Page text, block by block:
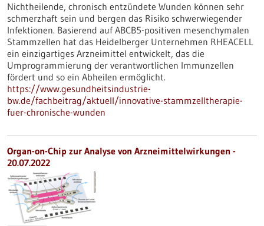
Nichtheilende, chronisch entzündete Wunden können sehr
schmerzhaft sein und bergen das Risiko schwerwiegender
Infektionen. Basierend auf ABCB5-positiven mesenchymalen
Stammzellen hat das Heidelberger Unternehmen RHEACELL
ein einzigartiges Arzneimittel entwickelt, das die
Umprogrammierung der verantwortlichen Immunzellen
fördert und so ein Abheilen ermöglicht.
https://www.gesundheitsindustrie-
bw.de/fachbeitrag/aktuell/innovative-stammzelltherapie-
fuer-chronische-wunden
Organ-on-Chip zur Analyse von Arzneimittelwirkungen -
20.07.2022